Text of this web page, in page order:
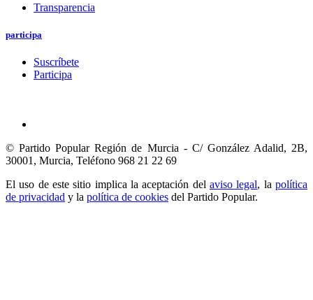
Transparencia
participa
Suscríbete
Participa
© Partido Popular Región de Murcia - C/ González Adalid, 2B,
30001, Murcia, Teléfono 968 21 22 69
El uso de este sitio implica la aceptación del aviso legal, lapolítica
de privacidad y la política de cookies del Partido Popular.